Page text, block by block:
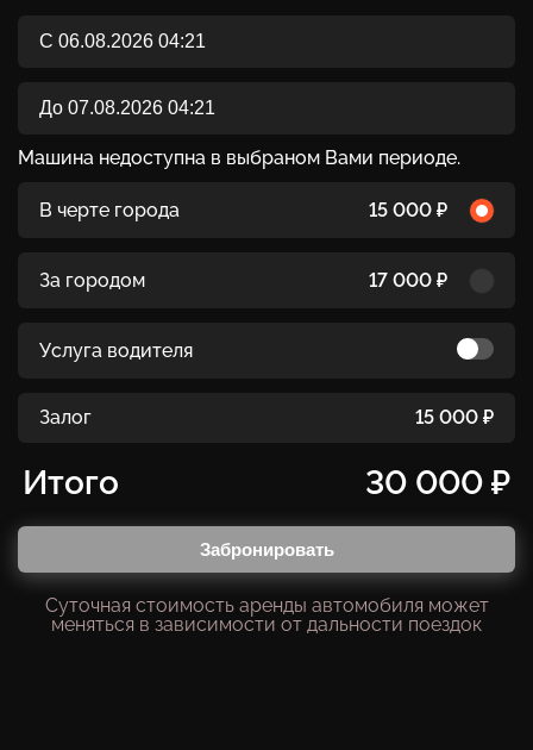
Машина недоступна в выбраном Вами периоде.
В черте города 15 000 ₽
За городом 17 000 ₽
Услуга водителя
Залог 15 000 ₽
Итого 30 000 ₽
Забронировать
Суточная стоимость аренды автомобиля может
меняться в зависимости от дальности поездок